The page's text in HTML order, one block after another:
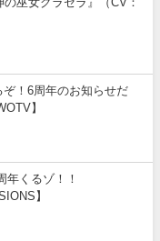
の巫女グラセラ』（CV：
ぞ！6周年のお知らせだ
】
周年くるゾ！！
】